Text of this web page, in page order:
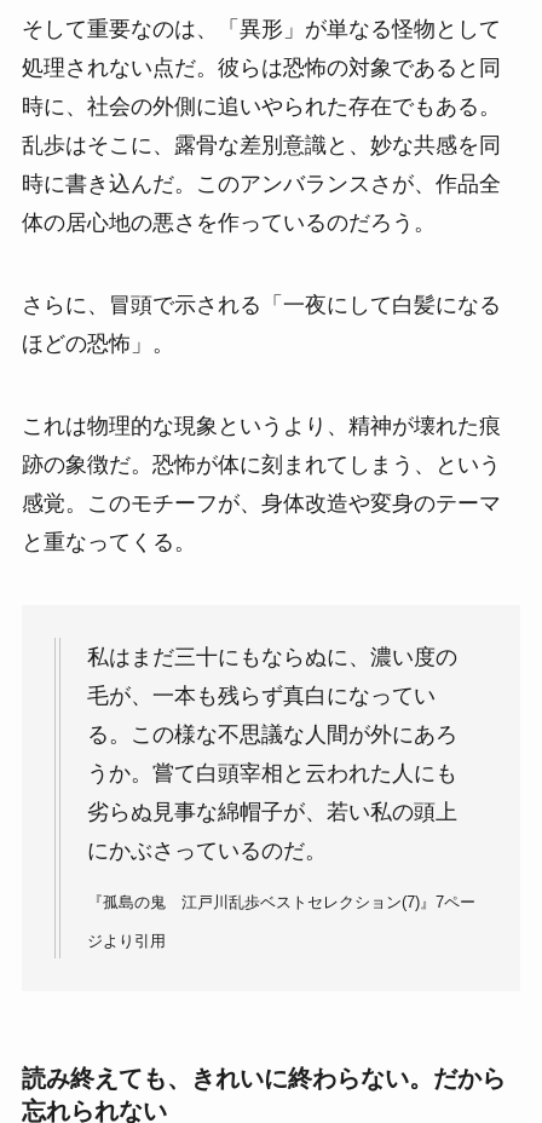
そして重要なのは、「異形」が単なる怪物として
処理されない点だ。彼らは恐怖の対象であると同
時に、社会の外側に追いやられた存在でもある。
乱歩はそこに、露骨な差別意識と、妙な共感を同
時に書き込んだ。このアンバランスさが、作品全
体の居心地の悪さを作っているのだろう。
さらに、冒頭で示される「一夜にして白髪になる
ほどの恐怖」。
これは物理的な現象というより、精神が壊れた痕
跡の象徴だ。恐怖が体に刻まれてしまう、という
感覚。このモチーフが、身体改造や変身のテーマ
と重なってくる。
私はまだ三十にもならぬに、濃い度の
毛が、一本も残らず真白になってい
る。この様な不思議な人間が外にあろ
うか。嘗て白頭宰相と云われた人にも
劣らぬ見事な綿帽子が、若い私の頭上
にかぶさっているのだ。
『孤島の鬼 江戸川乱歩ベストセレクション(7)』7ペー
ジより引用
読み終えても、きれいに終わらない。だから
忘れられない